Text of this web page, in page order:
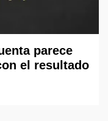
parece
el resultado